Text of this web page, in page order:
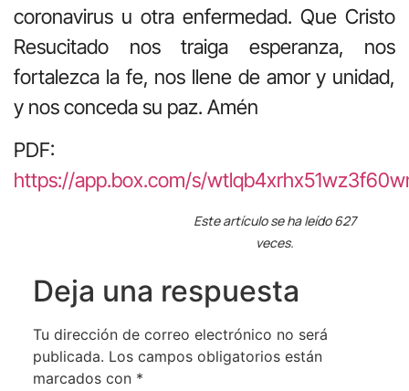
coronavirus u otra enfermedad. Que Cristo
Resucitado nos traiga esperanza, nos
fortalezca la fe, nos llene de amor y unidad,
y nos conceda su paz. Amén
PDF:
https://app.box.com/s/
Este artículo se ha leído 627
veces.
Deja una respuesta
Tu dirección de correo electrónico no será
publicada. Los campos obligatorios están
marcados con *